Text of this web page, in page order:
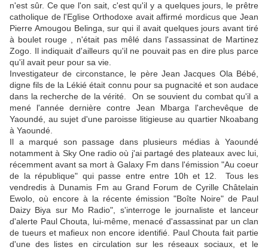
n'est sûr. Ce que l'on sait, c'est qu'il y a quelques jours, le prêtre
catholique de l'Eglise Orthodoxe avait affirmé mordicus que Jean
Pierre Amougou Belinga, sur qui il avait quelques jours avant tiré
à boulet rouge , n'était pas mêlé dans l'assassinat de Martinez
Zogo. Il indiquait d'ailleurs qu'il ne pouvait pas en dire plus parce
qu'il avait peur pour sa vie.
Investigateur de circonstance, le père Jean Jacques Ola Bébé,
digne fils de la Lékié était connu pour sa pugnacité et son audace
dans la recherche de la vérité. On se souvient du combat qu'il a
mené l'année dernière contre Jean Mbarga l'archevêque de
Yaoundé, au sujet d'une paroisse litigieuse au quartier Nkoabang
à Yaoundé.
Il a marqué son passage dans plusieurs médias à Yaoundé
notamment à Sky One radio où j'ai partagé des plateaux avec lui,
récemment avant sa mort à Galaxy Fm dans l'émission "Au coeur
de la république" qui passe entre entre 10h et 12. Tous les
vendredis à Dunamis Fm au Grand Forum de Cyrille Châtelain
Ewolo, où encore à la récente émission "Boîte Noire" de Paul
Daizy Biya sur Mo Radio", s'interroge le journaliste et lanceur
d'alerte Paul Chouta, lui-même, menacé d'assassinat par un clan
de tueurs et mafieux non encore identifié. Paul Chouta fait partie
d'une des listes en circulation sur les réseaux sociaux, et le